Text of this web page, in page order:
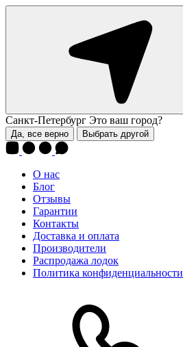
Санкт-Петербург Это ваш город?
Да, все верно Выбрать другой
О нас
Блог
Отзывы
Гарантии
Контакты
Доставка и оплата
Производители
Распродажа лодок
Политика конфиденциальности